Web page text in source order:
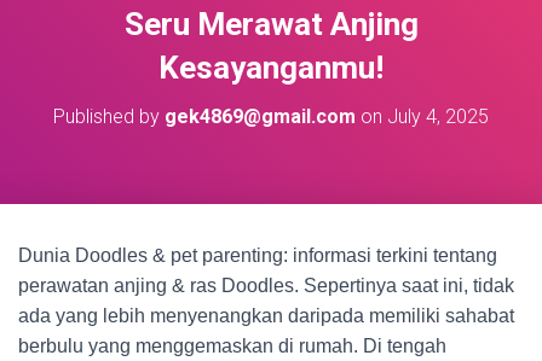
Seru Merawat Anjing
Kesayanganmu!
Published by gek4869@gmail.com on July 4, 2025
Dunia Doodles & pet parenting: informasi terkini tentang
perawatan anjing & ras Doodles. Sepertinya saat ini, tidak
ada yang lebih menyenangkan daripada memiliki sahabat
berbulu yang menggemaskan di rumah. Di tengah